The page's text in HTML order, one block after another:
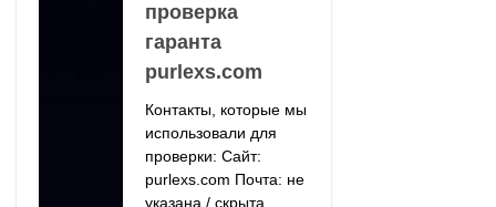
проверка
гаранта
purlexs.com
Контакты, которые мы
использовали для
проверки: Сайт:
purlexs.com Почта: не
указана / скрыта